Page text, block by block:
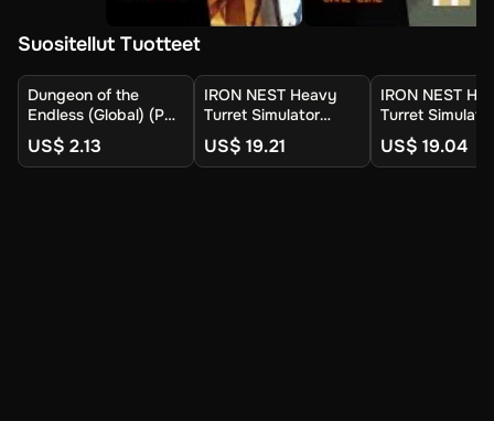
Suositellut Tuotteet
Dungeon of the
Endless (Global) (PC
/ Mac) - Steam -
Digital Key
US$ 2.13
IRON NEST Heavy
Turret Simulator
(Europe) (PC) -
Steam - Digital Key
US$ 19.21
IRON NEST
Turret
(Global) (PC) -
- Digital Key
US$ 19.04